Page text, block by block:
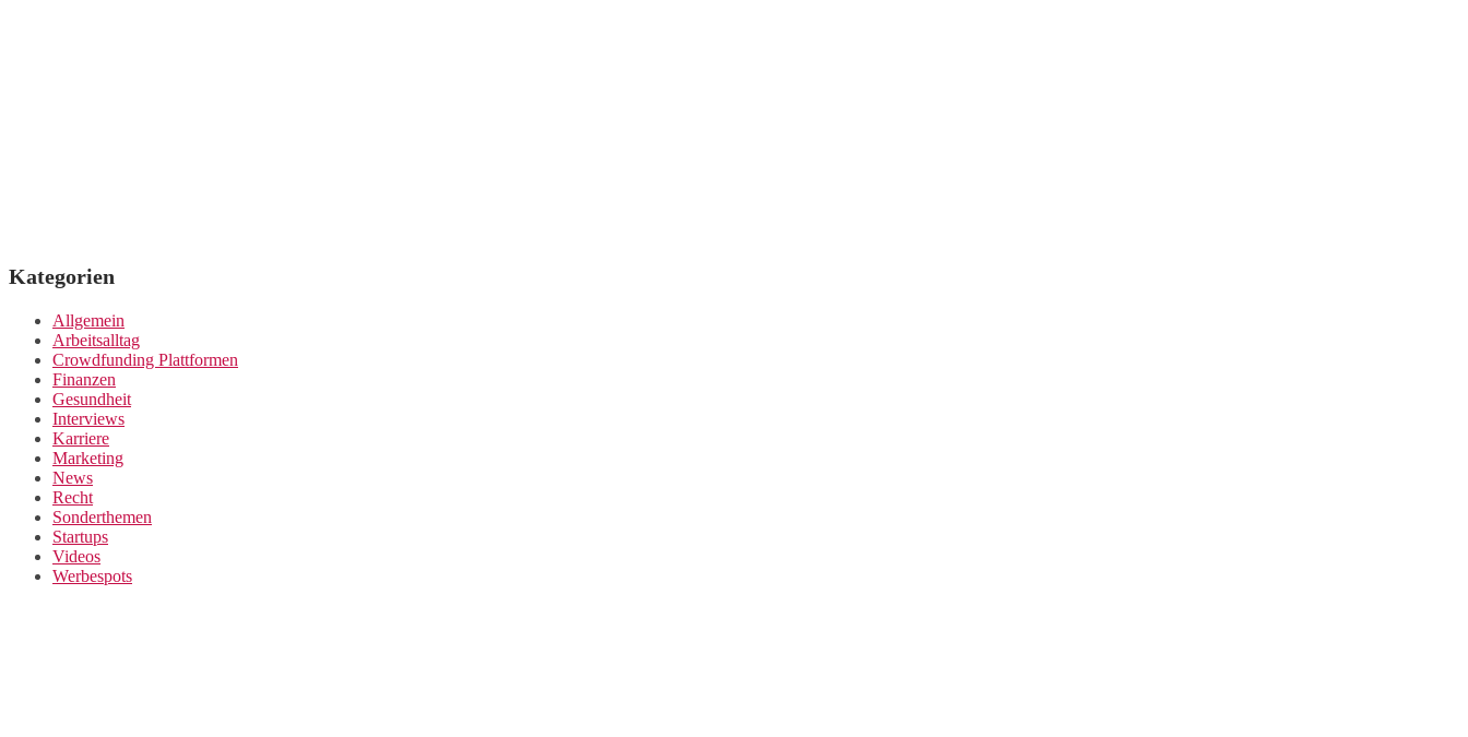
Kategorien
Allgemein
Arbeitsalltag
Crowdfunding Plattformen
Finanzen
Gesundheit
Interviews
Karriere
Marketing
News
Recht
Sonderthemen
Startups
Videos
Werbespots